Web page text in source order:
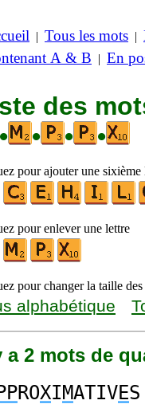
| Tous les mots |
A & B | En
des
•
• • •
pour ajouter une sixième
pour enlever une lettre
pour changer la taille des
alphabétique
a 2 mots de
ROXIMATIVES